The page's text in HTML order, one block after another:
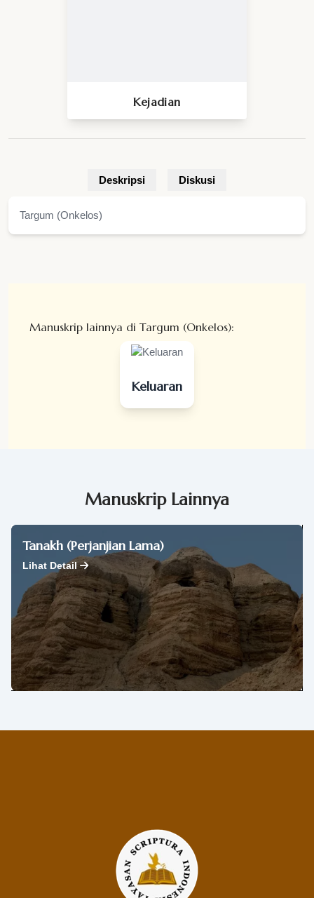
Kejadian
Deskripsi Diskusi
Targum (Onkelos)
Manuskrip lainnya di Targum (Onkelos):
Keluaran
Manuskrip Lainnya
Tanakh (Perjanjian Lama)
Lihat Detail